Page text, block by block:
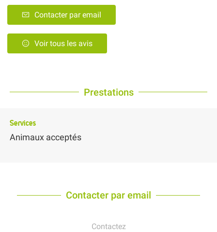
Contacter par email
Voir tous les avis
Prestations
Services
Animaux acceptés
Contacter par email
Contactez